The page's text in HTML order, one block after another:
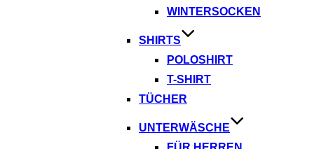
WINTERSOCKEN
SHIRTS
POLOSHIRT
T-SHIRT
TÜCHER
UNTERWÄSCHE